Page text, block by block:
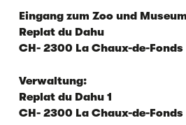
Eingang zum Zoo und
Replat du Dahu
CH- 2300 La Chaux-de-Fonds
Verwaltung:
Replat du Dahu 1
CH- 2300 La Chaux-de-Fonds